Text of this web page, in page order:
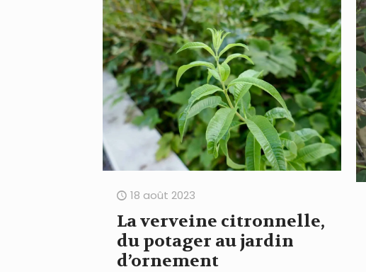
18 août 2023
La verveine citronnelle,
du potager au jardin
d’ornement